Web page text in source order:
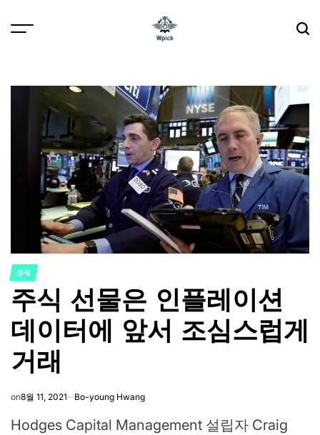
POSTED
IN
경제
주식 선물은 인플레이션
데이터에 앞서 조심스럽게
거래
on8월 11, 2021 Bo-young Hwang
Hodges Capital Management 설립자 Craig